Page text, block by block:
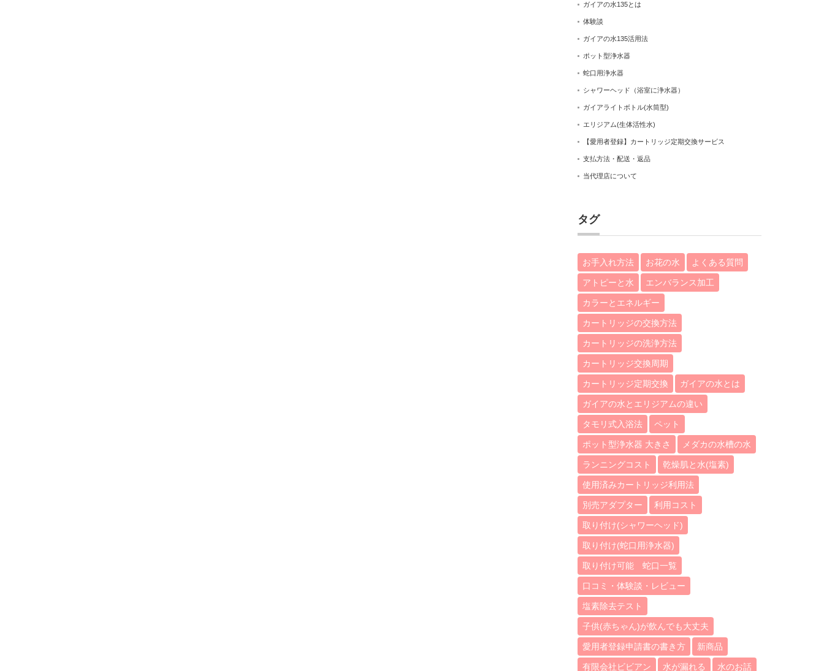
ガイアの水135とは
体験談
ガイアの水135活用法
ポット型浄水器
蛇口用浄水器
シャワーヘッド（浴室に浄水器）
ガイアライトボトル(水筒型)
エリジアム(生体活性水)
【愛用者登録】カートリッジ定期交換サービス
支払方法・配送・返品
当代理店について
タグ
お手入れ方法 お花の水 よくある質問
アトピーと水 エンバランス加工
カラーとエネルギー
カートリッジの交換方法
カートリッジの洗浄方法
カートリッジ交換周期
カートリッジ定期交換 ガイアの水とは
ガイアの水とエリジアムの違い
タモリ式入浴法 ペット
ポット型浄水器 大きさ メダカの水槽の水
ランニングコスト 乾燥肌と水(塩素)
使用済みカートリッジ利用法
別売アダプター 利用コスト
取り付け(シャワーヘッド)
取り付け(蛇口用浄水器)
取り付け可能 蛇口一覧
口コミ・体験談・レビュー
塩素除去テスト
子供(赤ちゃん)が飲んでも大丈夫
愛用者登録申請書の書き方 新商品
有限会社ビビアン 水が漏れる 水のお話